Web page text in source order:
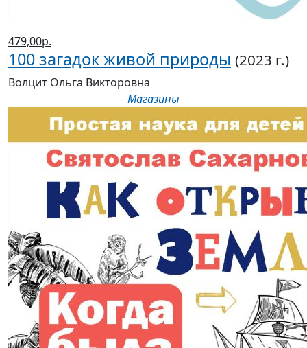
479,00р.
100 загадок живой природы (2023 г.)
Волцит Ольга Викторовна
Магазины